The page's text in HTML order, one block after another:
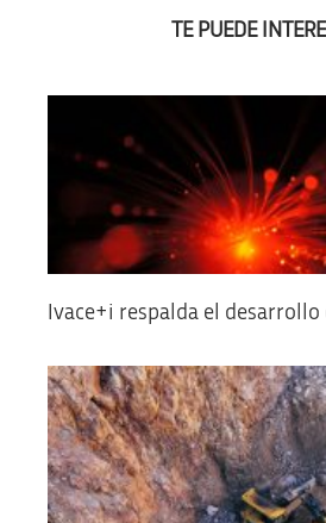
TE PUEDE
Ivace+i respalda el